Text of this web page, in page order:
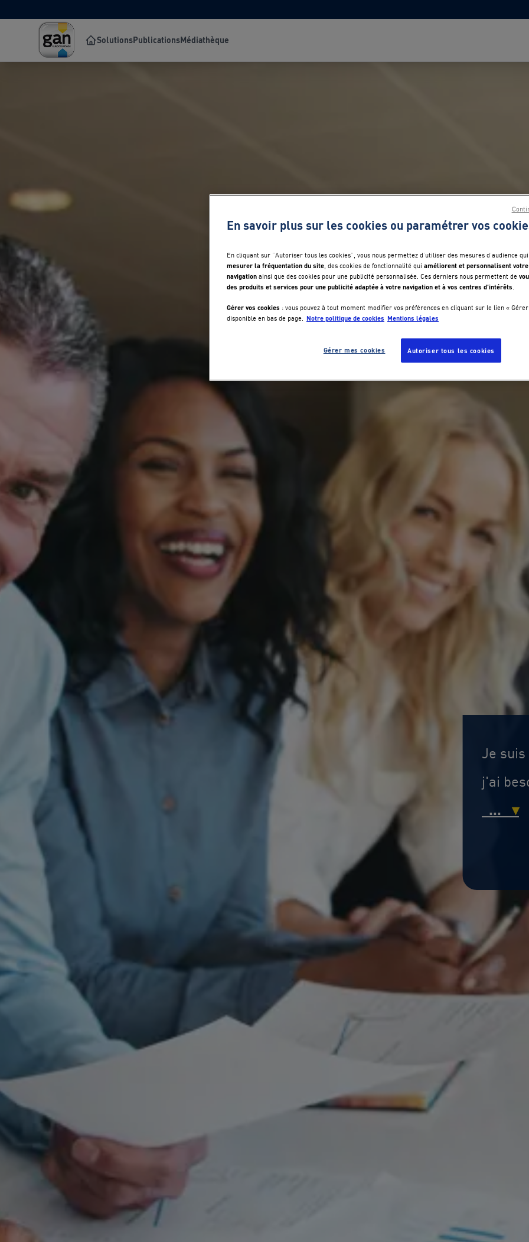
SolutionsPublicationsMédiathèque
Je
j'ai
... ▾
En savoir plus sur les cookies ou paramétrer vos
En cliquant sur "Autoriser tous les cookies", vous nous permettez d’utiliser des mesures d’audience
mesurer la fréquentation du site, des cookies de fonctionnalité qui améliorent et personnalisent
navigation ainsi que des cookies pour une publicité personnalisée. Ces derniers nous permettent de
des produits et services pour une publicité adaptée à votre navigation et à vos centres d’intérêts.
Gérer vos cookies : vous pouvez à tout moment modifier vos préférences en cliquant sur le lien «
disponible en bas de page. Notre politique de cookies Mentions légales
Gérer mes cookies Autoriser tous les cookies